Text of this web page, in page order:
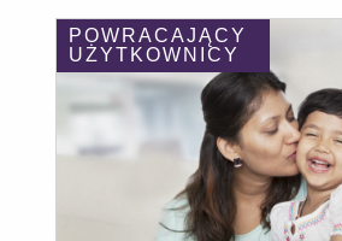
POWRACAJĄCY
UŻYTKOWNICY